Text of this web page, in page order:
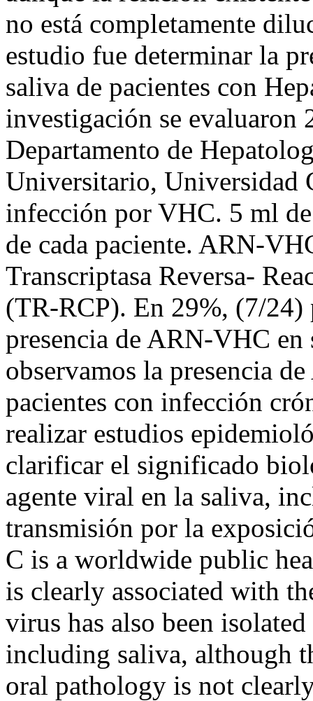
no está completamente
estudio fue determinar la
saliva de pacientes con
investigación se evaluaron
Departamento de
Universitario, Universidad
infección por VHC. 5 ml
de cada paciente. ARN-
Transcriptasa Reversa-
(TR-RCP). En 29%, (7/24)
presencia de ARN-VHC en
observamos la presencia
pacientes con infección
realizar estudios
clarificar el significado
agente viral en la saliva,
transmisión por la
C is a worldwide public
is clearly associated with
virus has also been
including saliva, although
oral pathology is not